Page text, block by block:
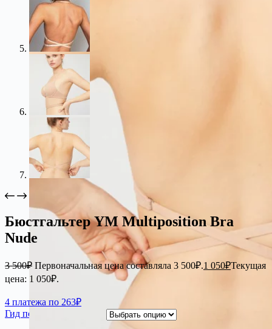
Бюстгальтер YM Multiposition Bra
Nude
3 500₽ Первоначальная цена составляла 3 500₽.1 050₽Текущая
цена: 1 050₽.
4 платежа по 263₽
Гид по размерам